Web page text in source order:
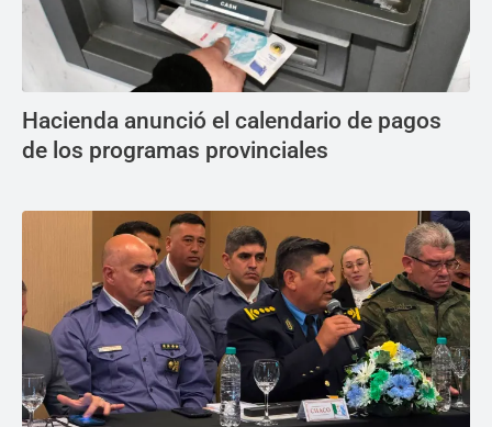
Hacienda anunció el calendario de pagos
de los programas provinciales